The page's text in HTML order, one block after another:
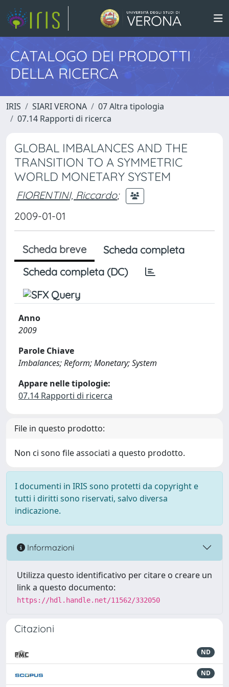
CATALOGO DEI PRODOTTI
DELLA RICERCA
IRIS SIARI VERONA
07 Altra tipologia
07.14 Rapporti di ricerca
GLOBAL IMBALANCES AND THE
TRANSITION TO A SYMMETRIC
WORLD MONETARY SYSTEM
FIORENTINI, Riccardo;
2009-01-01
Scheda breve
Scheda completa
Scheda completa (DC)
Anno
2009
Parole Chiave
Imbalances; Reform; Monetary; System
Appare nelle tipologie:
07.14 Rapporti di ricerca
File in questo prodotto:
Non ci sono file associati a questo prodotto.
I documenti in IRIS sono protetti da copyright e
tutti i diritti sono riservati, salvo diversa
indicazione.
Informazioni
Utilizza questo identificativo per citare o creare un
link a questo documento:
https://hdl.handle.net/11562/332050
Citazioni
ND
ND